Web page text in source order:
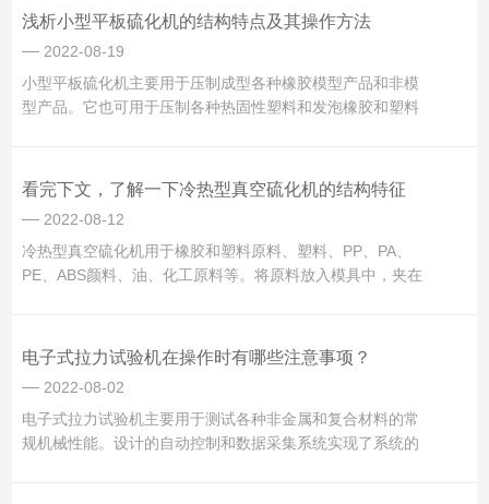
职责。冷热型开炼机正确的操作方法：1、熔炼前必须佩戴皮
革护腕，搅拌时必须...
浅析小型平板硫化机的结构特点及其操作方法
2022-08-19
小型平板硫化机主要用于压制成型各种橡胶模型产品和非模
型产品。它也可用于压制各种热固性塑料和发泡橡胶和塑料
胶、塑料、树脂等高分子聚合物材料。小型平板硫化机的结
构特点：1、配备电子智能...
看完下文，了解一下冷热型真空硫化机的结构特征
2022-08-12
冷热型真空硫化机用于橡胶和塑料原料、塑料、PP、PA、
PE、ABS颜料、油、化工原料等。将原料放入模具中，夹在
热型真空硫化机的结构特征：本机主要由主要部件、液压控
制部件和电气控...
电子式拉力试验机在操作时有哪些注意事项？
2022-08-02
电子式拉力试验机主要用于测试各种非金属和复合材料的常
规机械性能。设计的自动控制和数据采集系统实现了系统的